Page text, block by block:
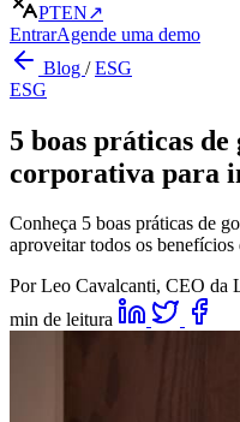
PTEN↗
EntrarAgende uma demo
Blog /ESG
ESG
5 boas práticas de
corporativa para
Conheça 5 boas práticas de
aproveitar todos os benefícios
Por Leo Cavalcanti, CEO da
min de leitura